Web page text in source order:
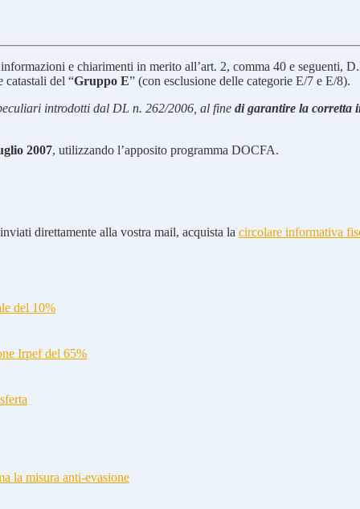
e chiarimenti in merito all’art. 2, comma 40 e seguenti,
catastali del “Gruppo E” (con esclusione delle categorie E/7 e E/8).
introdotti dal DL n. 262/2006, al fine di garantire la corretta
2007, utilizzando l’apposito programma DOCFA.
direttamente alla vostra mail, acquista la circolare informativa
del 10%
Irpef del 65%
la misura anti-evasione